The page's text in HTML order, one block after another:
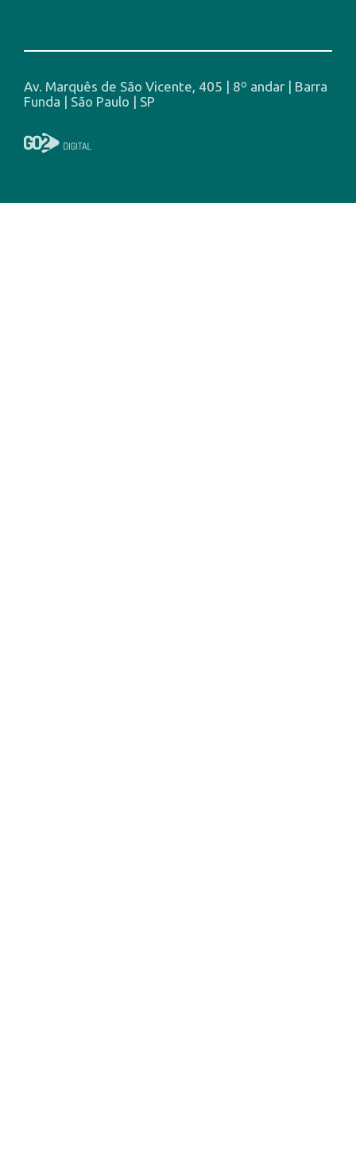
Av. Marquês de São Vicente, 405 | 8º andar | Barra
Funda | São Paulo | SP